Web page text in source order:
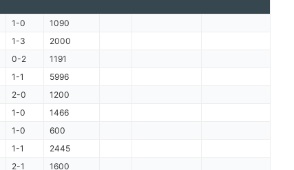
1-0
1090
1-3
2000
0-2
1191
1-1
5996
2-0
1200
1-0
1466
1-0
600
1-1
2445
2-1 1600